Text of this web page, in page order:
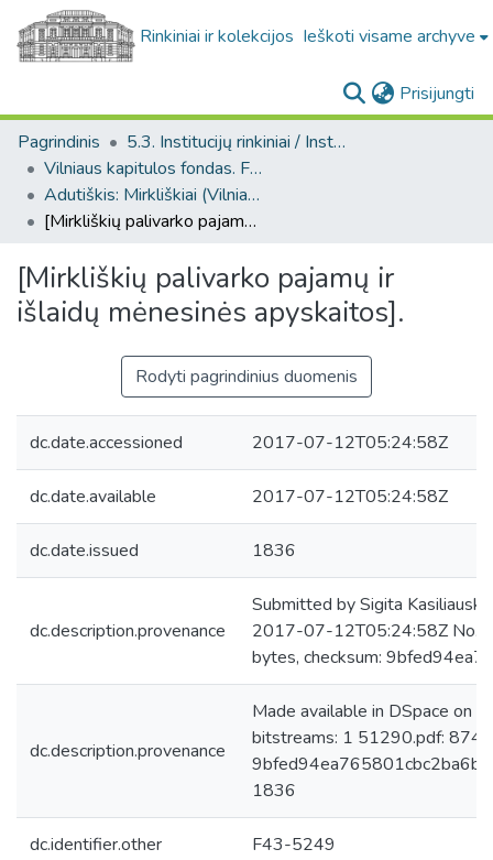
Rinkiniai ir kolekcijos Ieškoti visame archyve
Prisijungti
Pagrindinis
5.3. Institucijų rinkiniai / Institutional collections
Vilniaus kapitulos fondas. F43
Adutiškis: Mirkliškiai (Vilniaus kapitulos fondas. F43. Bažnytinės valdos)
[Mirkliškių palivarko pajamų ir išlaidų mėnesinės apyskaitos].
[Mirkliškių palivarko pajamų ir
išlaidų mėnesinės apyskaitos].
Rodyti pagrindinius duomenis
dc.date.accessioned 2017-07-12T05:24:58Z
dc.date.available 2017-07-12T05:24:58Z
dc.date.issued 1836
dc.description.provenance
Submitted by Sigita
2017-07-12T05:24:58Z No.
bytes, checksum:
dc.description.provenance
Made available in DSpace on
bitstreams: 1 51290.pdf:
1836
dc.identifier.other F43-5249